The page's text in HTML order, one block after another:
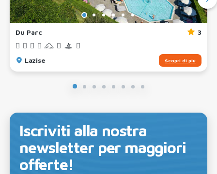
Du Parc 3
Lazise Scopri di più
Iscriviti alla nostra
newsletter per maggiori
offerte!